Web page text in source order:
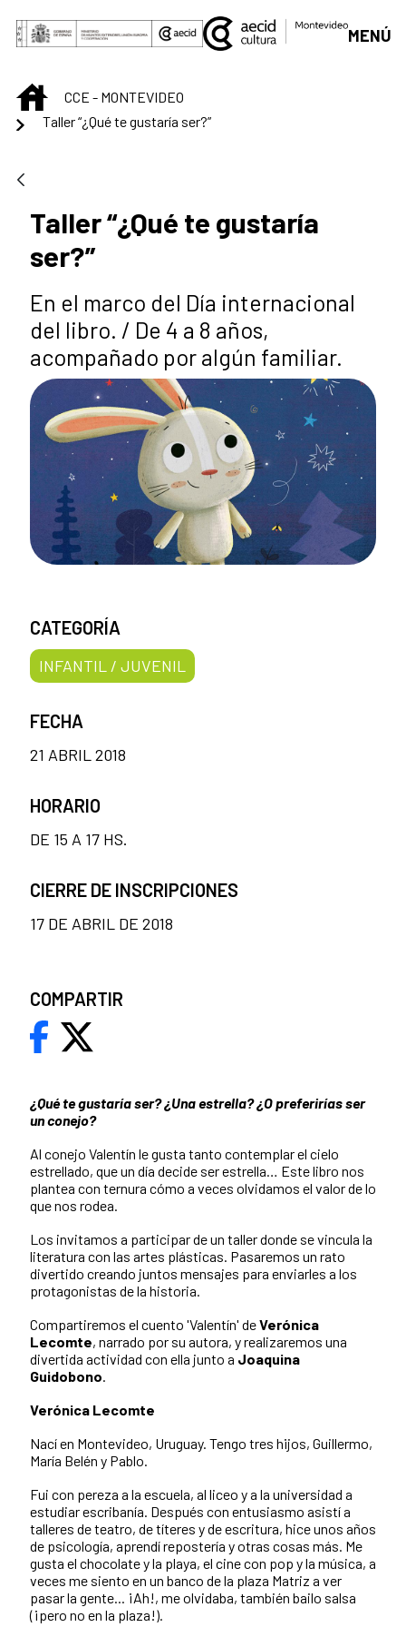
Saltar al contenido principal
MENÚ
INICIOCCE - MONTEVIDEO
Taller “¿Qué te gustaría ser?”
Taller “¿Qué te gustaría
ser?”
En el marco del Día internacional
del libro. / De 4 a 8 años,
acompañado por algún familiar.
¿Qué te gustaría ser? ¿Una estrella? ¿O preferirías ser
un conejo?
Al conejo Valentín le gusta tanto contemplar el cielo
estrellado, que un día decide ser estrella… Este libro nos
plantea con ternura cómo a veces olvidamos el valor de lo
que nos rodea.
Los invitamos a participar de un taller donde se vincula la
literatura con las artes plásticas. Pasaremos un rato
divertido creando juntos mensajes para enviarles a los
protagonistas de la historia.
Compartiremos el cuento 'Valentín' deVerónica
Lecomte, narrado por su autora, y realizaremos una
divertida actividad con ella junto a Joaquina
Guidobono.
Verónica Lecomte
Nací en Montevideo, Uruguay. Tengo tres hijos, Guillermo,
María Belén y Pablo.
Fui con pereza a la escuela, al liceo y a la universidad a
estudiar escribanía. Después con entusiasmo asistí a
talleres de teatro, de títeres y de escritura, hice unos años
de psicología, aprendí repostería y otras cosas más. Me
gusta el chocolate y la playa, el cine con pop y la música, a
veces me siento en un banco de la plaza Matriz a ver
pasar la gente... ¡Ah!, me olvidaba, también bailo salsa
(¡pero no en la plaza!).
CATEGORÍA
INFANTIL / JUVENIL
FECHA
21 ABRIL 2018
HORARIO
DE 15 A 17 HS.
CIERRE DE INSCRIPCIONES
17 DE ABRIL DE 2018
COMPARTIR